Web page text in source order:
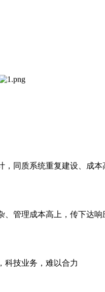
，同质系统重复建设、成本
管理成本高上，传下达
科技业务，难以合力